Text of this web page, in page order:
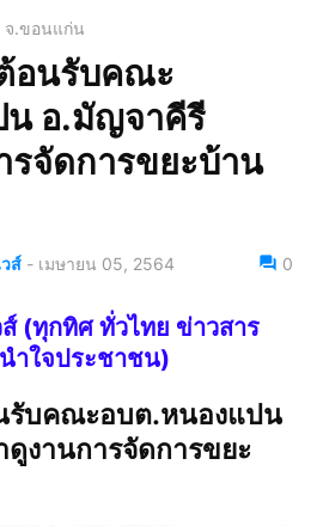
จ.ขอนแก่น
อนรับคณะ
อ.มัญจาคีรี
รจัดการขยะบ้าน
ส์ - เมษายน 05, 2564 0
(ทุกทิศ ทั่วไทย ข่าวสาร
ำใจประชาชน)
รับคณะอบต.หนองแปน
งานการจัดการขยะ